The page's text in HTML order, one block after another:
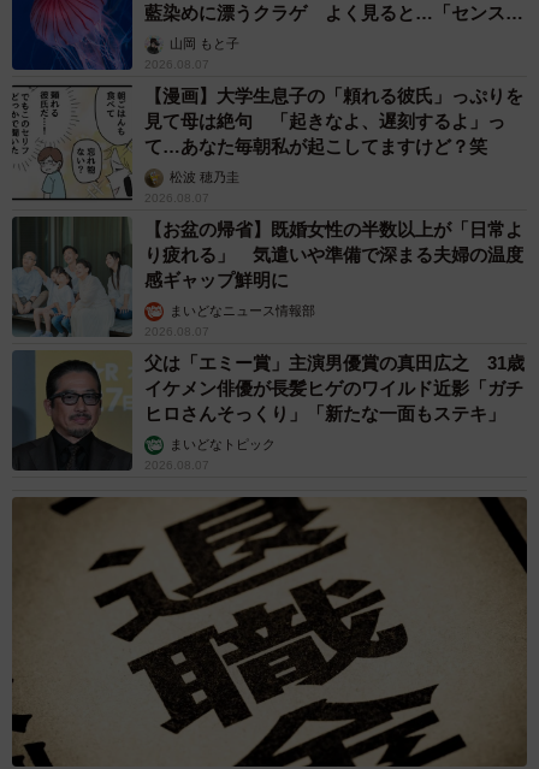
藍染めに漂うクラゲ よく見ると…「センスす
ごい」山岡 もと子
2026.08.07
【漫画】大学生息子の「頼れる彼氏」っぷりを
見て母は絶句 「起きなよ、遅刻するよ」っ
て…あなた毎朝私が起こしてますけど？笑
松波 穂乃圭
2026.08.07
【お盆の帰省】既婚女性の半数以上が「日常よ
り疲れる」 気遣いや準備で深まる夫婦の温度
感ギャップ鮮明に
まいどなニュース情報部
2026.08.07
父は「エミー賞」主演男優賞の真田広之 31歳
イケメン俳優が長髪ヒゲのワイルド近影「ガチ
ヒロさんそっくり」「新たな一面もステキ」
まいどなトピック
2026.08.07